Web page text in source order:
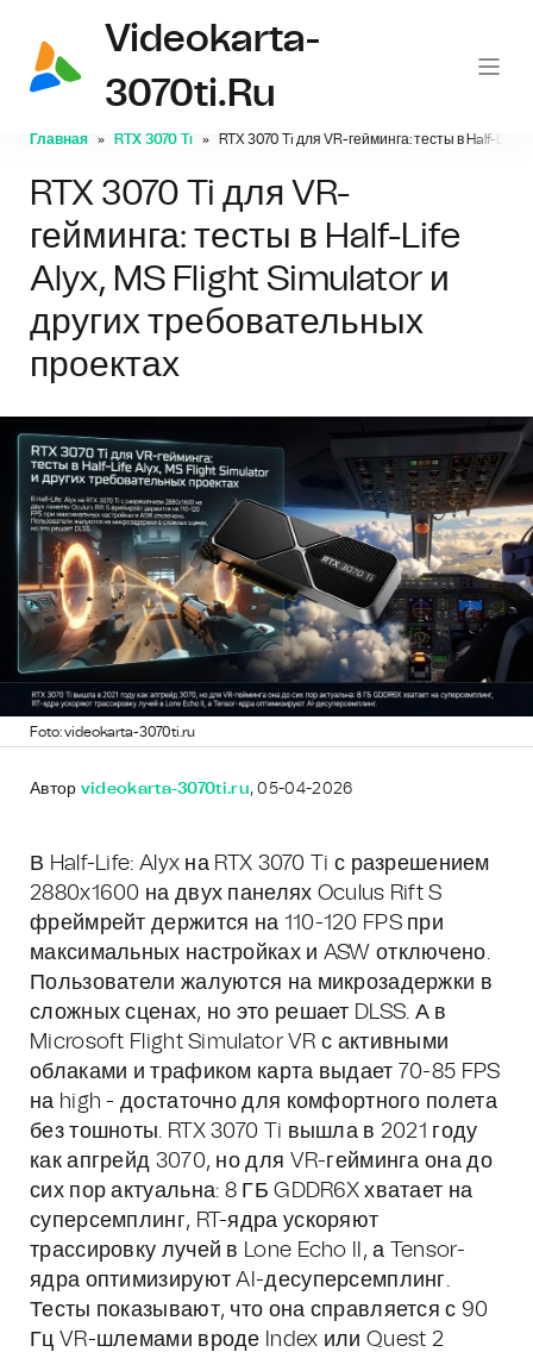
Videokarta-
3070ti.ru
Главная RTX 3070 Ti RTX 3070 Ti для VR-гейминга: тесты в Half-Life
RTX 3070 Ti для VR-
гейминга: тесты в Half-Life
Alyx, MS Flight Simulator и
других требовательных
проектах
Foto: videokarta-3070ti.ru
Автор videokarta-3070ti.ru, 05-04-2026
В Half-Life: Alyx на RTX 3070 Ti с разрешением
2880x1600 на двух панелях Oculus Rift S
фреймрейт держится на 110-120 FPS при
максимальных настройках и ASW отключено.
Пользователи жалуются на микрозадержки в
сложных сценах, но это решает DLSS. А в
Microsoft Flight Simulator VR с активными
облаками и трафиком карта выдает 70-85 FPS
на high - достаточно для комфортного полета
без тошноты. RTX 3070 Ti вышла в 2021 году
как апгрейд 3070, но для VR-гейминга она до
сих пор актуальна: 8 ГБ GDDR6X хватает на
суперсемплинг, RT-ядра ускоряют
трассировку лучей в Lone Echo II, а Tensor-
ядра оптимизируют AI-десуперсемплинг.
Тесты показывают, что она справляется с 90
Гц VR-шлемами вроде Index или Quest 2